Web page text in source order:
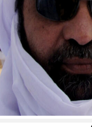
انتشال
نواذيبو
الدرك
"كوش"
مختارات
بعد
جثمان